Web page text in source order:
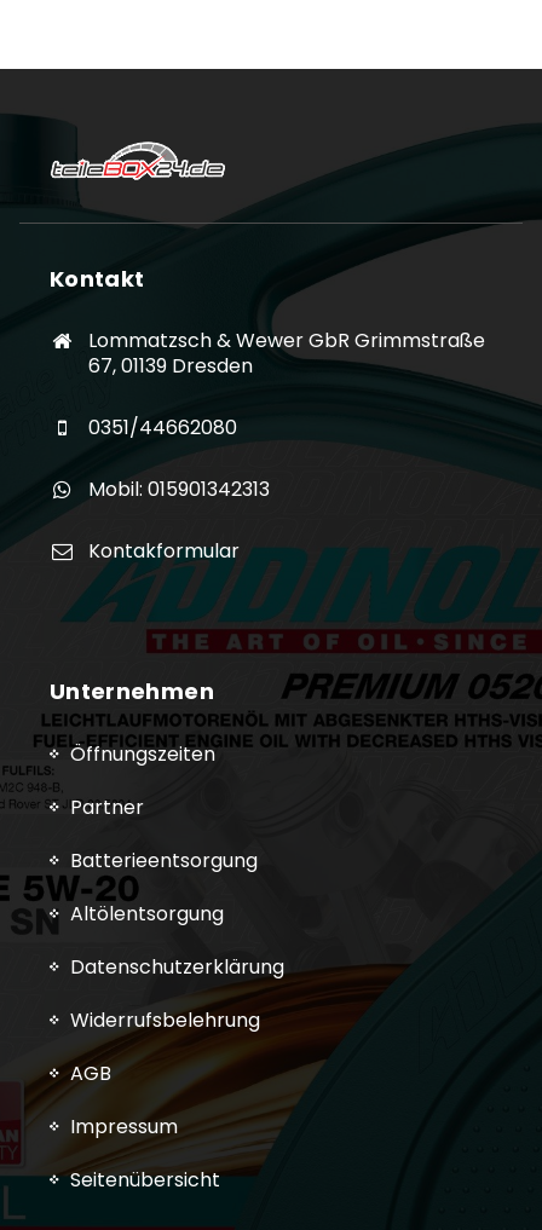
Kontakt
Lommatzsch & Wewer GbR Grimmstraße
67, 01139 Dresden
0351/44662080
Mobil: 015901342313
Kontakformular
Unternehmen
Öffnungszeiten
Partner
Batterieentsorgung
Altölentsorgung
Datenschutzerklärung
Widerrufsbelehrung
AGB
Impressum
Seitenübersicht